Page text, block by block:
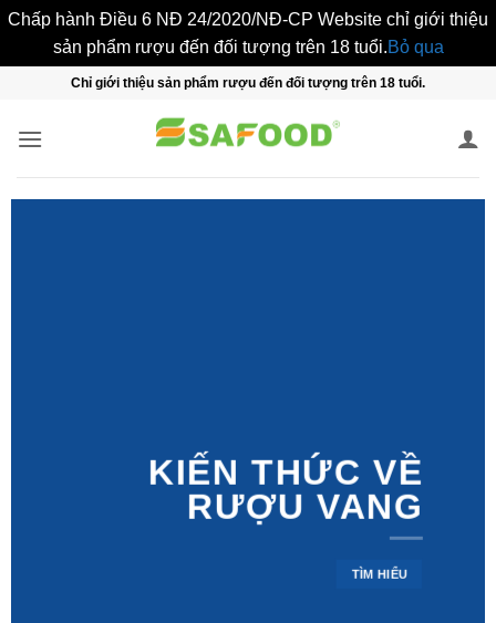
Chấp hành Điều 6 NĐ 24/2020/NĐ-CP Website chỉ giới thiệu
sản phẩm rượu đến đối tượng trên 18 tuổi.Bỏ qua
nội
Chỉ giới thiệu sản phẩm rượu đến đối tượng trên 18 tuổi.
KIẾN THỨC VỀ
RƯỢU VANG
TÌM HIỂU